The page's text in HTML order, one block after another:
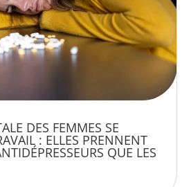
DES FEMMES SE
: ELLES PRENNENT
QUE LES